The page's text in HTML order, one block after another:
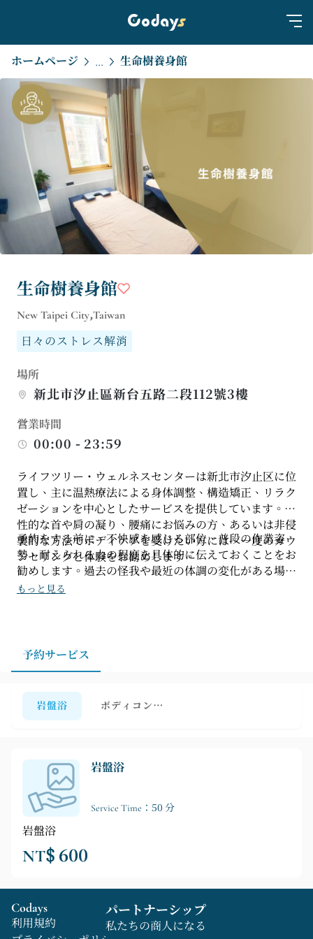
ホームページ ... 生命樹養身館
生命樹養身館
New Taipei City,Taiwan
日々のストレス解消
場所
新北市汐止區新台五路二段112號3樓
営業時間
00:00 - 23:59
ライフツリー・ウェルネスセンターは新北市汐止区に位
置し、主に温熱療法による身体調整、構造矯正、リラク
ゼーションを中心としたサービスを提供しています。慢
性的な首や肩の凝り、腰痛にお悩みの方、あるいは非侵
襲的な方法でボディケアを受けたい方には、一度のカウ
ンセリングと体験をお勧めします。
予約をする前に、不快感を感じる部位、普段の作業姿
勢、耐えられる力の程度を具体的に伝えておくことをお
勧めします。過去の怪我や最近の体調の変化がある場合
は、当日の体調に合わせて施術内容を調整できるよう、
もっと見る
予約サービス
岩盤浴 ボディコンディショニング
岩盤浴
Service Time：50 分
岩盤浴
NT$ 600
Codays
利用規約
パートナーシップ
私たちの商人になる